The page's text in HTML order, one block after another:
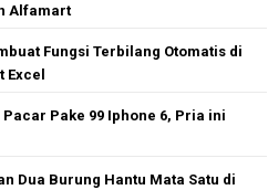
Alfamart
Fungsi Terbilang Otomatis di
Pake 99 Iphone 6, Pria ini
Dua Burung Hantu Mata Satu di